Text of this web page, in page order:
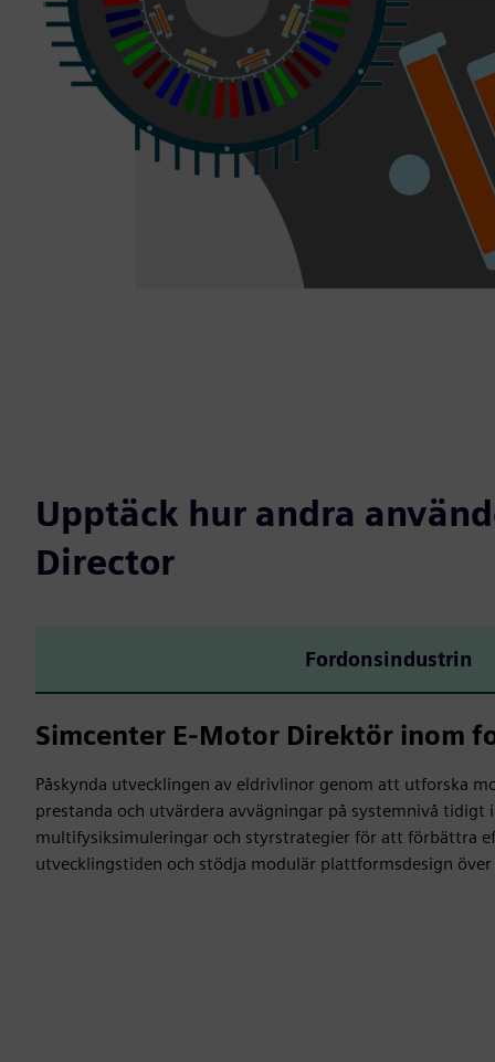
Upptäck hur andra
Director
Fordonsindustrin
Simcenter E-Motor Direktör inom
Påskynda utvecklingen av eldrivlinor genom att utforska
prestanda och utvärdera avvägningar på systemnivå tidigt
multifysiksimuleringar och styrstrategier för att förbättra
utvecklingstiden och stödja modulär plattformsdesign